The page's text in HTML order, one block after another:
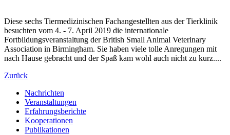
Diese sechs Tiermedizinischen Fachangestellten aus der Tierklinik
besuchten vom 4. - 7. April 2019 die internationale
Fortbildungsveranstaltung der British Small Animal Veterinary
Association in Birmingham. Sie haben viele tolle Anregungen mit
nach Hause gebracht und der Spaß kam wohl auch nicht zu kurz....
Zurück
Nachrichten
Veranstaltungen
Erfahrungsberichte
Kooperationen
Publikationen